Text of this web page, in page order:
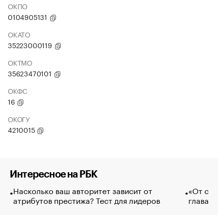
ОКПО
0104905131
ОКАТО
35223000119
ОКТМО
35623470101
ОКФС
16
ОКОГУ
4210015
Интересное на РБК
Насколько ваш авторитет зависит от
атрибутов престижа? Тест для лидеров
«От
глава